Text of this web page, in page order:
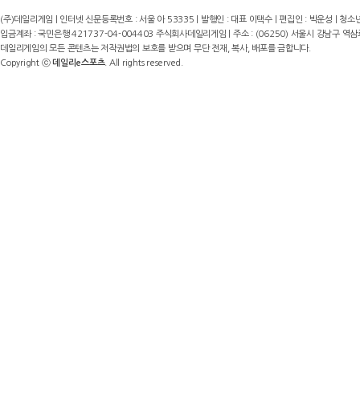
(주)데일리게임 | 인터넷 신문등록번호 : 서울 아 53335 | 발행인 : 대표 이택수 | 편집인 : 박운성 |
입금계좌 : 국민은행 421737-04-004403 주식회사데일리게임 | 주소 : (06250) 서울시 강남구
데일리게임의 모든 콘텐츠는 저작권법의 보호를 받으며 무단 전재, 복사, 배포를 금합니다.
Copyright ⓒ데일리e스포츠. All rights reserved.